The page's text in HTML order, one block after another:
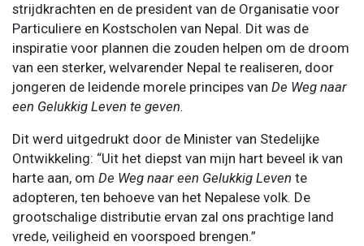
strijdkrachten en de president van de Organisatie voor
Particuliere en Kostscholen van Nepal. Dit was de
inspiratie voor plannen die zouden helpen om de droom
van een sterker, welvarender Nepal te realiseren, door
jongeren de leidende morele principes van De Weg naar
een Gelukkig Leven te geven.
Dit werd uitgedrukt door de Minister van Stedelijke
Ontwikkeling: “Uit het diepst van mijn hart beveel ik van
harte aan, om De Weg naar een Gelukkig Leven te
adopteren, ten behoeve van het Nepalese volk. De
grootschalige distributie ervan zal ons prachtige land
vrede, veiligheid en voorspoed brengen.”